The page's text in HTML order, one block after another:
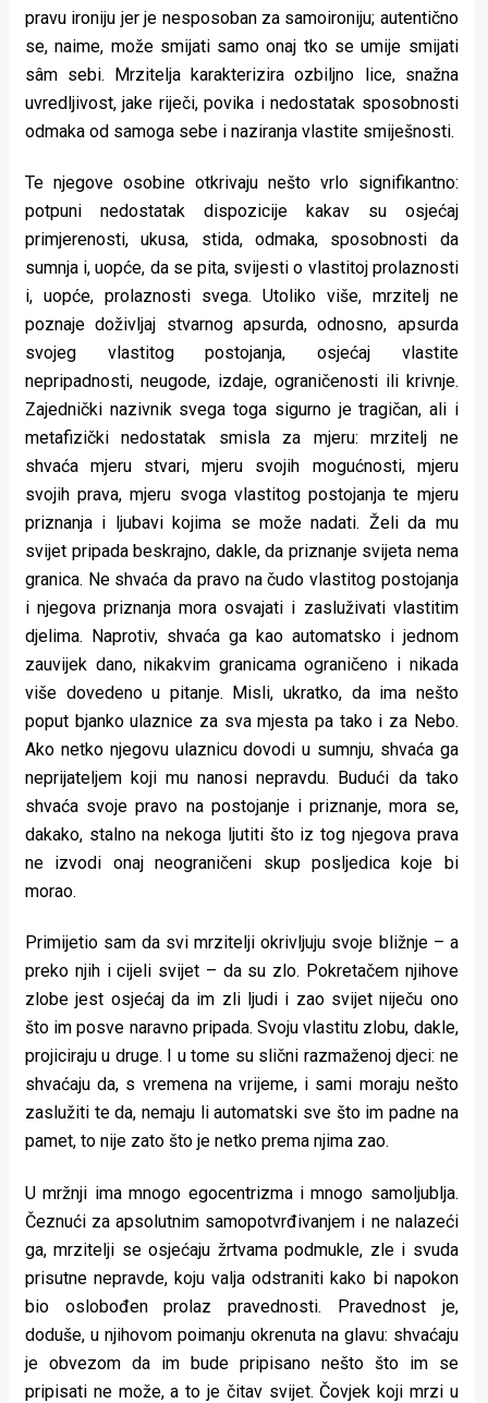
pravu ironiju jer je nesposoban za samoironiju; autentično
se, naime, može smijati samo onaj tko se umije smijati
sâm sebi. Mrzitelja karakterizira ozbiljno lice, snažna
uvredljivost, jake riječi, povika i nedostatak sposobnosti
odmaka od samoga sebe i naziranja vlastite smiješnosti.
Te njegove osobine otkrivaju nešto vrlo signifikantno:
potpuni nedostatak dispozicije kakav su osjećaj
primjerenosti, ukusa, stida, odmaka, sposobnosti da
sumnja i, uopće, da se pita, svijesti o vlastitoj prolaznosti
i, uopće, prolaznosti svega. Utoliko više, mrzitelj ne
poznaje doživljaj stvarnog apsurda, odnosno, apsurda
svojeg vlastitog postojanja, osjećaj vlastite
nepripadnosti, neugode, izdaje, ograničenosti ili krivnje.
Zajednički nazivnik svega toga sigurno je tragičan, ali i
metafizički nedostatak smisla za mjeru: mrzitelj ne
shvaća mjeru stvari, mjeru svojih mogućnosti, mjeru
svojih prava, mjeru svoga vlastitog postojanja te mjeru
priznanja i ljubavi kojima se može nadati. Želi da mu
svijet pripada beskrajno, dakle, da priznanje svijeta nema
granica. Ne shvaća da pravo na čudo vlastitog postojanja
i njegova priznanja mora osvajati i zasluživati vlastitim
djelima. Naprotiv, shvaća ga kao automatsko i jednom
zauvijek dano, nikakvim granicama ograničeno i nikada
više dovedeno u pitanje. Misli, ukratko, da ima nešto
poput bjanko ulaznice za sva mjesta pa tako i za Nebo.
Ako netko njegovu ulaznicu dovodi u sumnju, shvaća ga
neprijateljem koji mu nanosi nepravdu. Budući da tako
shvaća svoje pravo na postojanje i priznanje, mora se,
dakako, stalno na nekoga ljutiti što iz tog njegova prava
ne izvodi onaj neograničeni skup posljedica koje bi
morao.
Primijetio sam da svi mrzitelji okrivljuju svoje bližnje – a
preko njih i cijeli svijet – da su zlo. Pokretačem njihove
zlobe jest osjećaj da im zli ljudi i zao svijet niječu ono
što im posve naravno pripada. Svoju vlastitu zlobu, dakle,
projiciraju u druge. I u tome su slični razmaženoj djeci: ne
shvaćaju da, s vremena na vrijeme, i sami moraju nešto
zaslužiti te da, nemaju li automatski sve što im padne na
pamet, to nije zato što je netko prema njima zao.
U mržnji ima mnogo egocentrizma i mnogo samoljublja.
Čeznući za apsolutnim samopotvrđivanjem i ne nalazeći
ga, mrzitelji se osjećaju žrtvama podmukle, zle i svuda
prisutne nepravde, koju valja odstraniti kako bi napokon
bio oslobođen prolaz pravednosti. Pravednost je,
doduše, u njihovom poimanju okrenuta na glavu: shvaćaju
je obvezom da im bude pripisano nešto što im se
pripisati ne može, a to je čitav svijet. Čovjek koji mrzi u